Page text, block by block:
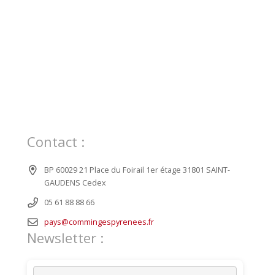
Contact :
BP 60029 21 Place du Foirail 1er étage 31801 SAINT-
GAUDENS Cedex
05 61 88 88 66
pays@commingespyrenees.fr
Newsletter :